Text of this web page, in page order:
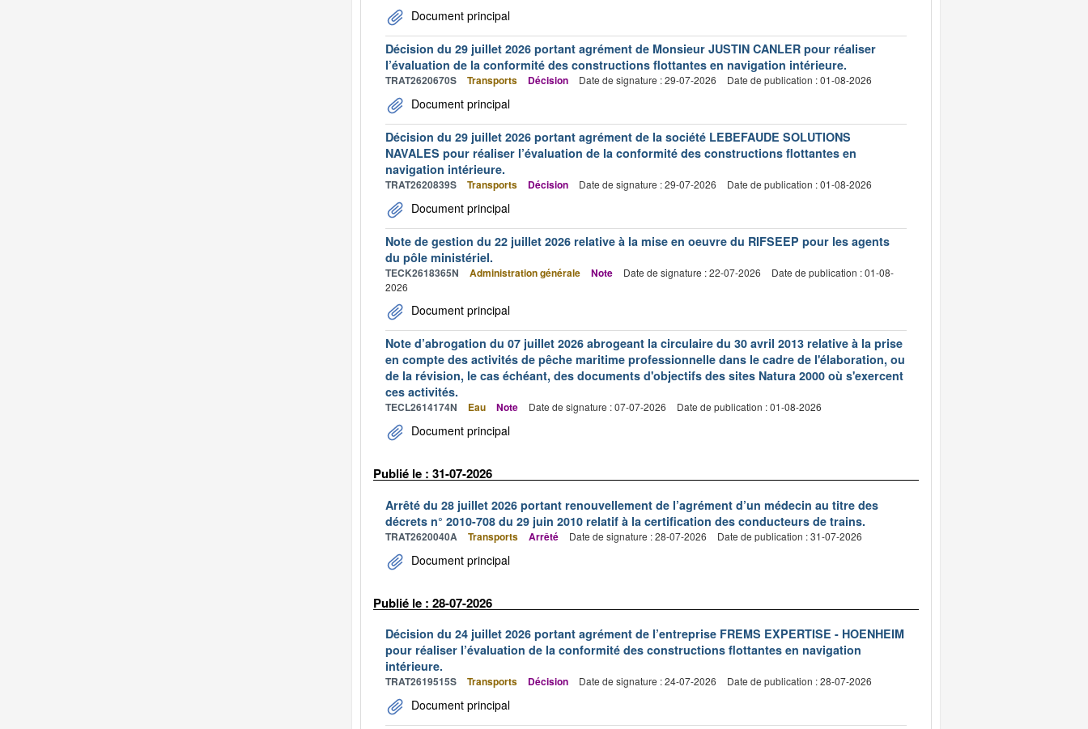
Document principal
Décision du 29 juillet 2026 portant agrément de Monsieur JUSTIN CANLER pour réaliser
l’évaluation de la conformité des constructions flottantes en navigation intérieure.
TRAT2620670S Transports Décision Date de signature : 29-07-2026 Date de publication : 01-08-2026
Document principal
Décision du 29 juillet 2026 portant agrément de la société LEBEFAUDE SOLUTIONS
NAVALES pour réaliser l’évaluation de la conformité des constructions flottantes en
navigation intérieure.
TRAT2620839S Transports Décision Date de signature : 29-07-2026 Date de publication : 01-08-2026
Document principal
Note de gestion du 22 juillet 2026 relative à la mise en oeuvre du RIFSEEP pour les agents
du pôle ministériel.
TECK2618365N Administration générale Note Date de signature : 22-07-2026
Date de publication : 01-08-
2026
Document principal
Note d’abrogation du 07 juillet 2026 abrogeant la circulaire du 30 avril 2013 relative à la prise
en compte des activités de pêche maritime professionnelle dans le cadre de l'élaboration, ou
de la révision, le cas échéant, des documents d'objectifs des sites Natura 2000 où s'exercent
ces activités.
TECL2614174N Eau Note Date de signature : 07-07-2026 Date de publication : 01-08-2026
Document principal
Publié le : 31-07-2026
Arrêté du 28 juillet 2026 portant renouvellement de l’agrément d’un médecin au titre des
décrets n° 2010-708 du 29 juin 2010 relatif à la certification des conducteurs de trains.
TRAT2620040A Transports Arrêté Date de signature : 28-07-2026 Date de publication : 31-07-2026
Document principal
Publié le : 28-07-2026
Décision du 24 juillet 2026 portant agrément de l’entreprise FREMS EXPERTISE - HOENHEIM
pour réaliser l’évaluation de la conformité des constructions flottantes en navigation
intérieure.
TRAT2619515S Transports Décision Date de signature : 24-07-2026 Date de publication : 28-07-2026
Document principal